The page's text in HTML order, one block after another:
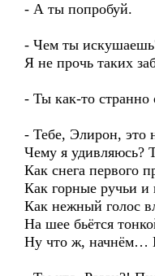
- А ты попробуй.
- Чем ты
Я не прочь таких
- Ты как-то
- Тебе, Элирон, это
Чему я удивляюсь?
Как снега первого
Как горные ручьи и
Как нежный голос
На шее бьётся
Ну что ж, начнём…